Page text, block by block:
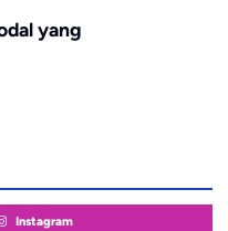
yang
Instagram